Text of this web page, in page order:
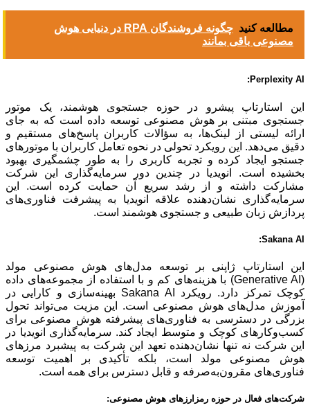
مطالعه کنید
چگونه فروشندگان RPA در دنیایی هوش
مصنوعی باقی بمانند
Perplexity AI:
این استارتاپ پیشرو در حوزه جستجوی هوشمند، یک موتور
جستجوی مبتنی بر هوش مصنوعی توسعه داده است که به جای
ارائه لیستی از لینک‌ها، به سؤالات کاربران پاسخ‌های مستقیم و
دقیق می‌دهد. این رویکرد تحولی در نحوه تعامل کاربران با موتورهای
جستجو ایجاد کرده و تجربه کاربری را به طور چشمگیری بهبود
بخشیده است. انویدیا در چندین دور سرمایه‌گذاری این شرکت
مشارکت داشته و از رشد سریع آن حمایت کرده است. این
سرمایه‌گذاری نشان‌دهنده علاقه انویدیا به پیشرفت فناوری‌های
پردازش زبان طبیعی و جستجوی هوشمند است.
Sakana AI:
این استارتاپ ژاپنی بر توسعه مدل‌های هوش مصنوعی مولد
(Generative AI) با هزینه‌های کم و با استفاده از مجموعه‌های داده
کوچک تمرکز دارد. رویکرد Sakana AI بهینه‌سازی و کارایی در
آموزش مدل‌های هوش مصنوعی است. این مزیت می‌تواند تحول
بزرگی در دسترسی به فناوری‌های پیشرفته هوش مصنوعی برای
کسب‌وکارهای کوچک و متوسط ایجاد کند. سرمایه‌گذاری انویدیا در
این شرکت نه تنها نشان‌دهنده تعهد این شرکت به پیشبرد مرزهای
هوش مصنوعی مولد است، بلکه تأکیدی بر اهمیت توسعه
فناوری‌های مقرون‌به‌صرفه و قابل دسترس برای همه است.
شرکت‌های فعال در حوزه رمزارزهای هوش مصنوعی: